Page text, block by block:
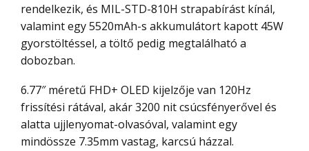
rendelkezik, és MIL-STD-810H strapabírást kínál,
valamint egy 5520mAh-s akkumulátort kapott 45W
gyorstöltéssel, a töltő pedig megtalálható a
dobozban.
6.77″ méretű FHD+ OLED kijelzője van 120Hz
frissítési rátával, akár 3200 nit csúcsfényerővel és
alatta ujjlenyomat-olvasóval, valamint egy
mindössze 7.35mm vastag, karcsú házzal.